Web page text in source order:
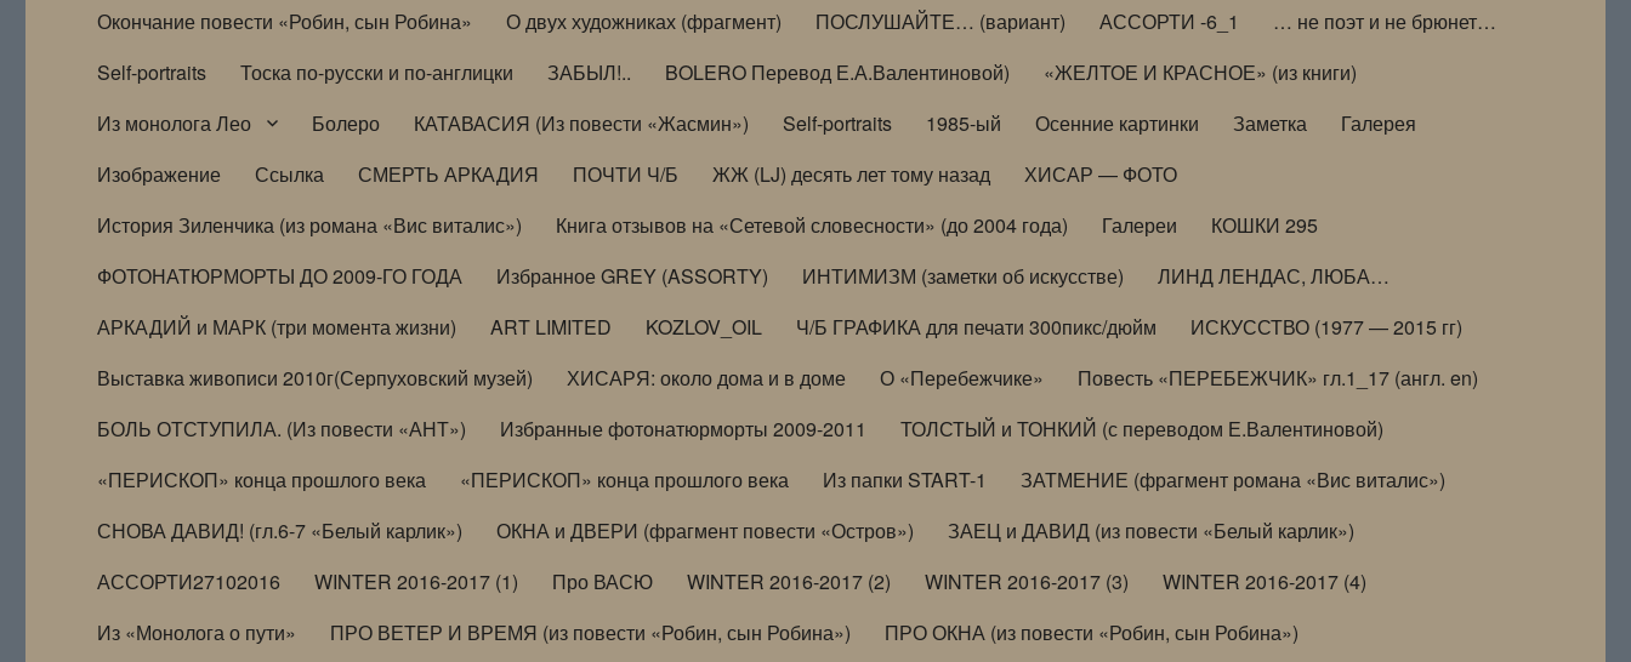
Окончание повести «Робин, сын Робина»
О двух художниках (фрагмент) ПОСЛУШАЙТЕ… (вариант) АССОРТИ -6_1
… не поэт и не брюнет…
Self-portraits
Тоска по-русски и по-англицки ЗАБЫЛ!.. BOLERO Перевод Е.А.Валентиновой)
«ЖЕЛТОЕ И КРАСНОЕ» (из книги)
Из монолога Лео
Болеро КАТАВАСИЯ (Из повести «Жасмин») Self-portraits 1985-ый Осенние картинки Заметка
Галерея
Изображение
Ссылка СМЕРТЬ АРКАДИЯ ПОЧТИ Ч/Б ЖЖ (LJ) десять лет тому назад
ХИСАР — ФОТО
История Зиленчика (из романа «Вис виталис»)
Книга отзывов на «Сетевой словесности» (до 2004 года) Галереи
КОШКИ 295
ФОТОНАТЮРМОРТЫ ДО 2009-ГО ГОДА
Избранное GREY (ASSORTY) ИНТИМИЗМ (заметки об искусстве)
ЛИНД ЛЕНДАС, ЛЮБА…
АРКАДИЙ и МАРК (три момента жизни)
ART LIMITED KOZLOV_OIL Ч/Б ГРАФИКА для печати 300пикс/дюйм
ИСКУССТВО (1977 — 2015 гг)
Выставка живописи 2010г(Серпуховский музей)
ХИСАРЯ: около дома и в доме О «Перебежчике»
Повесть «ПЕРЕБЕЖЧИК» гл.1_17 (англ. en)
БОЛЬ ОТСТУПИЛА. (Из повести «АНТ»)
Избранные фотонатюрморты 2009-2011
ТОЛСТЫЙ и ТОНКИЙ (с переводом Е.Валентиновой)
«ПЕРИСКОП» конца прошлого века
«ПЕРИСКОП» конца прошлого века Из папки START-1
ЗАТМЕНИЕ (фрагмент романа «Вис виталис»)
СНОВА ДАВИД! (гл.6-7 «Белый карлик»)
ОКНА и ДВЕРИ (фрагмент повести «Остров»)
ЗАЕЦ и ДАВИД (из повести «Белый карлик»)
АССОРТИ27102016
WINTER 2016-2017 (1) Про ВАСЮ WINTER 2016-2017 (2) WINTER 2016-2017 (3)
WINTER 2016-2017 (4)
Из «Монолога о пути»
ПРО ВЕТЕР И ВРЕМЯ (из повести «Робин, сын Робина»)
ПРО ОКНА (из повести «Робин, сын Робина»)